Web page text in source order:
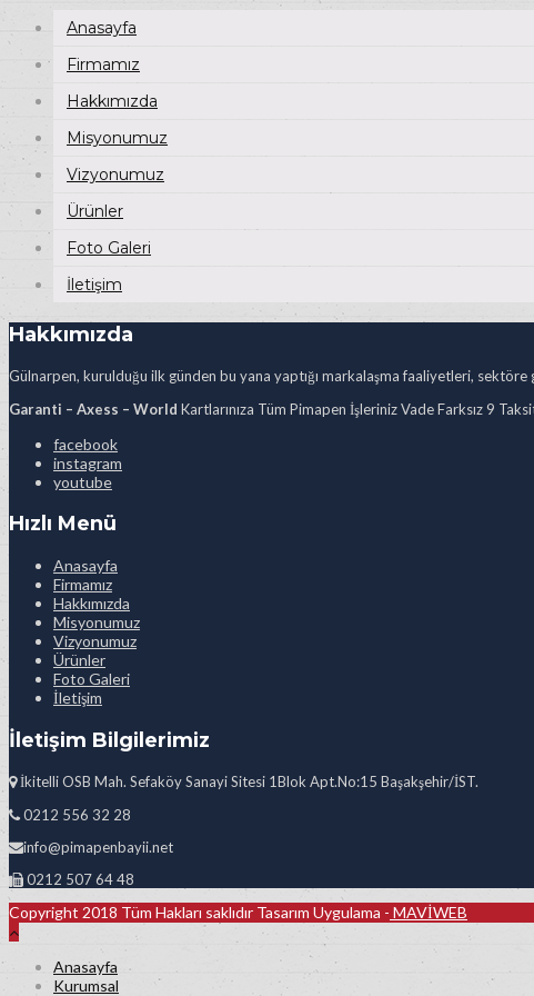
Anasayfa
Firmamız
Hakkımızda
Misyonumuz
Vizyonumuz
Ürünler
Foto Galeri
İletişim
Hakkımızda
Gülnarpen, kurulduğu ilk günden bu yana yaptığı markalaşma faaliyetleri,
Garanti – Axess – World Kartlarınıza Tüm Pimapen İşleriniz Vade Farksız 9
facebook
instagram
youtube
Hızlı Menü
Anasayfa
Firmamız
Hakkımızda
Misyonumuz
Vizyonumuz
Ürünler
Foto Galeri
İletişim
İletişim Bilgilerimiz
İkitelli OSB Mah. Sefaköy Sanayi Sitesi 1Blok Apt.No:15 Başakşehir/İST.
0212 556 32 28
info@pimapenbayii.net
0212 507 64 48
Copyright 2018 Tüm Hakları saklıdır Tasarım Uygulama - MAVİWEB
Anasayfa
Kurumsal